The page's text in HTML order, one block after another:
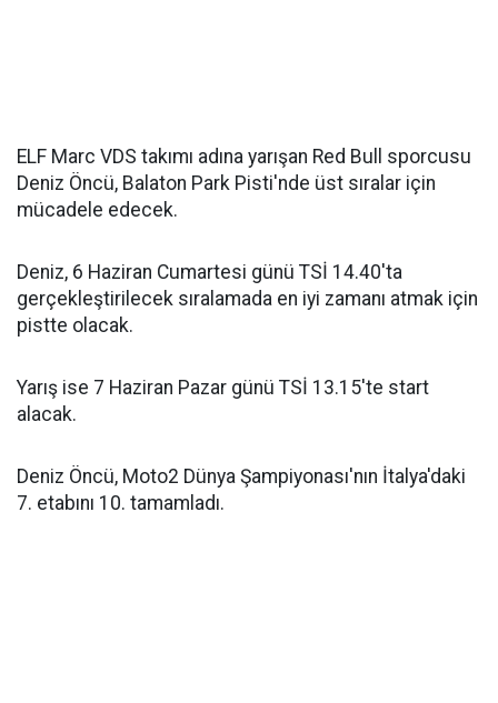
ELF Marc VDS takımı adına yarışan Red Bull sporcusu
Deniz Öncü, Balaton Park Pisti'nde üst sıralar için
mücadele edecek.
Deniz, 6 Haziran Cumartesi günü TSİ 14.40'ta
gerçekleştirilecek sıralamada en iyi zamanı atmak için
pistte olacak.
Yarış ise 7 Haziran Pazar günü TSİ 13.15'te start
alacak.
Deniz Öncü, Moto2 Dünya Şampiyonası'nın İtalya'daki
7. etabını 10. tamamladı.